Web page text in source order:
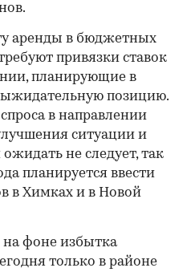
аренды в бюджетных
привязки ставок
планирующие в
позицию.
в направлении
ситуации и
не следует, так
планируется ввести
в Химках и в Новой
на фоне избытка
только в районе